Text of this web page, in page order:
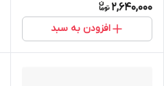
2,640,000
افزودن به سبد